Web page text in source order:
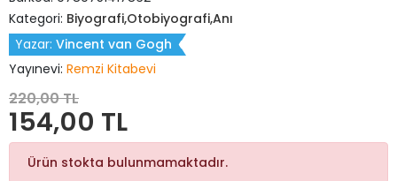
Kategori: Biyografi,Otobiyografi,Anı
Yazar: Vincent van Gogh
Yayınevi: Remzi Kitabevi
220,00 TL
154,00 TL
Ürün stokta bulunmamaktadır.